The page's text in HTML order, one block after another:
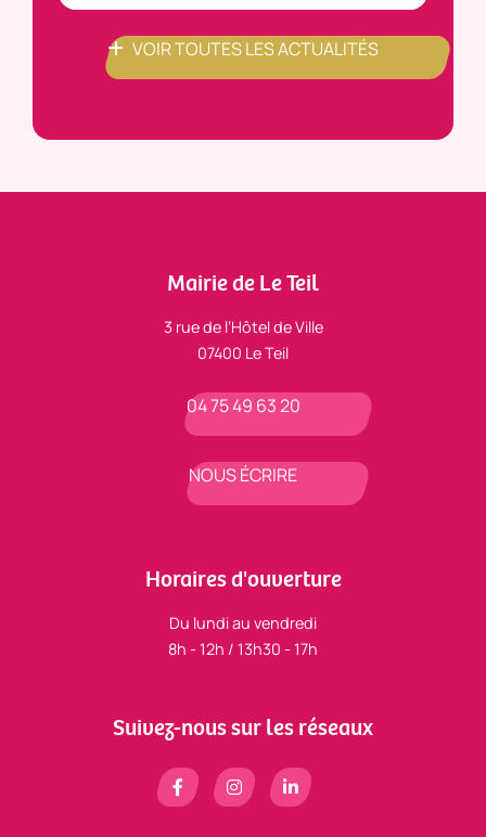
VOIR TOUTES LES ACTUALITÉS
Mairie de Le Teil
3 rue de l’Hôtel de Ville
07400 Le Teil
04 75 49 63 20
NOUS ÉCRIRE
Horaires d'ouverture
Du lundi au vendredi
8h - 12h / 13h30 - 17h
Suivez-nous sur les réseaux